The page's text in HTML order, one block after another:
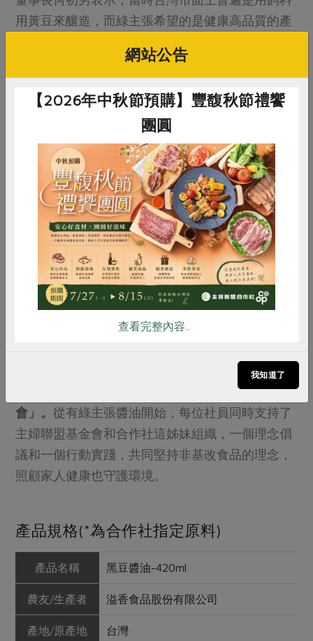
用黃豆來釀造，而綠主張希望的是健康高品質的產
產多年，意識到化學醬油有害人體健康，於是回覆
但不能趕時間，至少要有半年。」於是向來以製造
醬油原料為主的溢香，也首次嘗試製作成品。
屏東里港的溢香食品和大家所熟悉的古早醬油廠有
些不一樣，不見陶甕醬缸大塊大塊陳列，原來是喜
好機械研究的董事長何初男，結合機械新設備和古
法釀造的智慧，讓純釀造醬油有一番創新與古法的
對話。何初男本身是學農、學食品，對於機械原理
卻也有一股高度的研究興趣，年歲已高的他，每天
仍舊準時到實驗室報到，不斷研究菌種，就是希望
醬油可以滿溢芳香。
合作社供應的綠主張醬油系列標籤下方有一行小小
「每瓶醬油回捐5元給主婦聯盟環境保護基金
會」。從有綠主張醬油開始，每位社員同時支持了
主婦聯盟基金會和合作社這姊妹組織，一個理念倡
議和一個行動實踐，共同堅持非基改食品的理念，
照顧家人健康也守護環境。
產品規格(*為合作社指定原料)
產品名稱 黑豆醬油-420ml
農友/生產者 溢香食品股份有限公司
產地/原產地 台灣
惜食 RPET 食譜 減硝酸鹽
雞蛋 食安 共同購買
網站公告
【2026年中秋節預購】豐馥秋節禮饗
團圓
查看完整內容..
我知道了